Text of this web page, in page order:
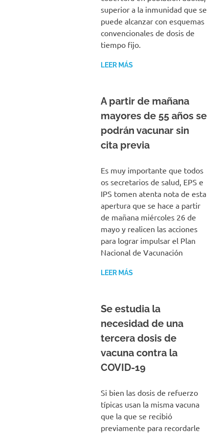
superior a la inmunidad que se
puede alcanzar con esquemas
convencionales de dosis de
tiempo fijo.
LEER MÁS
A partir de mañana
mayores de 55 años se
podrán vacunar sin
cita previa
Es muy importante que todos
os secretarios de salud, EPS e
IPS tomen atenta nota de esta
apertura que se hace a partir
de mañana miércoles 26 de
mayo y realicen las acciones
para lograr impulsar el Plan
Nacional de Vacunación
LEER MÁS
Se estudia la
necesidad de una
tercera dosis de
vacuna contra la
COVID-19
Si bien las dosis de refuerzo
típicas usan la misma vacuna
que la que se recibió
previamente para recordarle